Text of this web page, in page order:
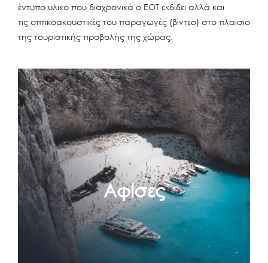
έντυπο υλικό που διαχρονικά ο ΕΟΤ εκδίδει αλλά και
τις οπτικοακουστικές του παραγωγές (βίντεο) στο πλαίσιο
της τουριστικής προβολής της χώρας.
Αφίσες